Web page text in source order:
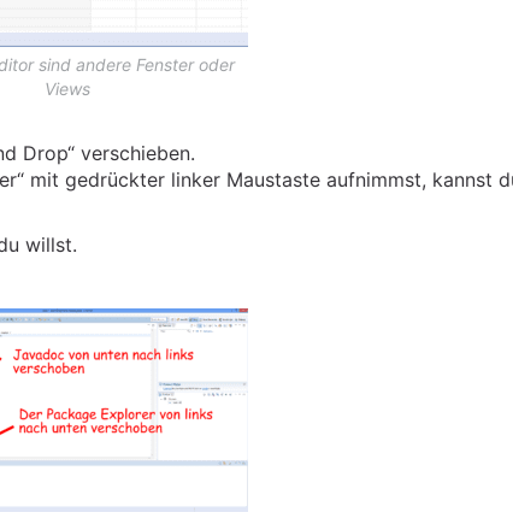
sind andere Fenster oder
Views
Drop“ verschieben.
mit gedrückter linker Maustaste aufnimmst, kannst
willst.